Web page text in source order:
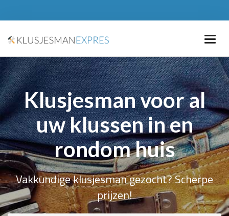
Klusjesman voor al
uw klussen in en
rondom huis
Vakkundige klusjesman gezocht? Scherpe
prijzen!